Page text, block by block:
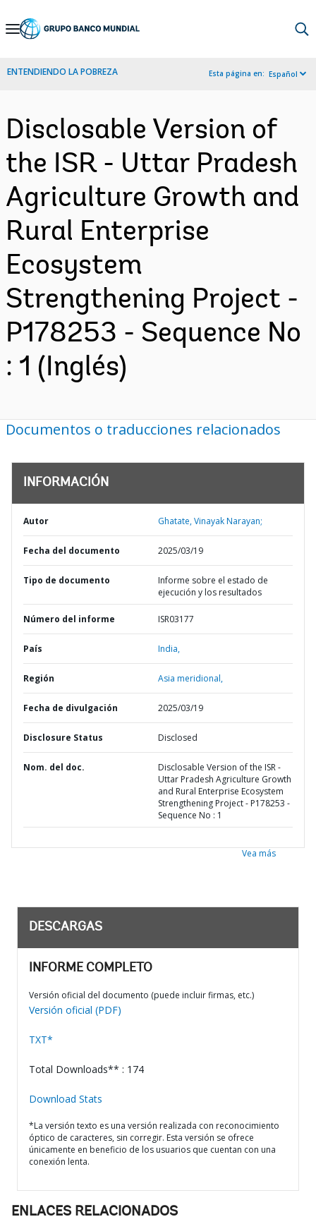
Skip
Navigation
ENTENDIENDO LA POBREZA Esta página en: Español
Disclosable Version of
the ISR - Uttar Pradesh
Agriculture Growth and
Rural Enterprise
Ecosystem
Strengthening Project -
P178253 - Sequence No
: 1 (Inglés)
Documentos o traducciones relacionados
INFORMACIÓN
Autor Ghatate, Vinayak Narayan;
Fecha del documento 2025/03/19
Tipo de documento
Informe sobre el estado de
ejecución y los resultados
Número del informe ISR03177
País India,
Región Asia meridional,
Fecha de divulgación 2025/03/19
Disclosure Status Disclosed
Nom. del doc.
Disclosable Version of the ISR -
Uttar Pradesh Agriculture Growth
and Rural Enterprise Ecosystem
Strengthening Project - P178253 -
Sequence No : 1
Vea más
DESCARGAS
INFORME COMPLETO
Versión oficial del documento (puede incluir firmas, etc.)
Versión oficial (PDF)
TXT*
Total Downloads** : 174
Download Stats
*La versión texto es una versión realizada con reconocimiento
óptico de caracteres, sin corregir. Esta versión se ofrece
únicamente en beneficio de los usuarios que cuentan con una
conexión lenta.
ENLACES RELACIONADOS